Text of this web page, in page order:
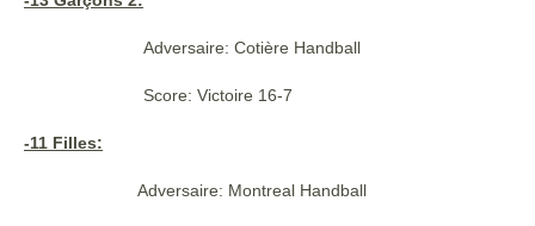
Adversaire: Cotière Handball
Score: Victoire 16-7
-11 Filles:
Adversaire: Montreal Handball